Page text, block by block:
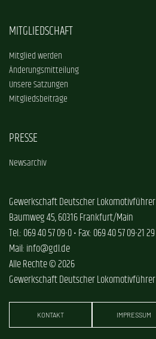
MITGLIEDSCHAFT
Mitglied werden
Änderungsmitteilung
Unsere Satzungen
Mitgliedsbeiträge
PRESSE
Newsarchiv
Gewerkschaft Deutscher Lokomotivführer
Baumweg 45, 60316 Frankfurt/Main
Tel.: 069 40 57 09-0 • Fax: 069 40 57 09-21 29
Mail: info@gdl.de
Alle Rechte © 2026
Gewerkschaft Deutscher Lokomotivführer
KONTAKT IMPRESSUM